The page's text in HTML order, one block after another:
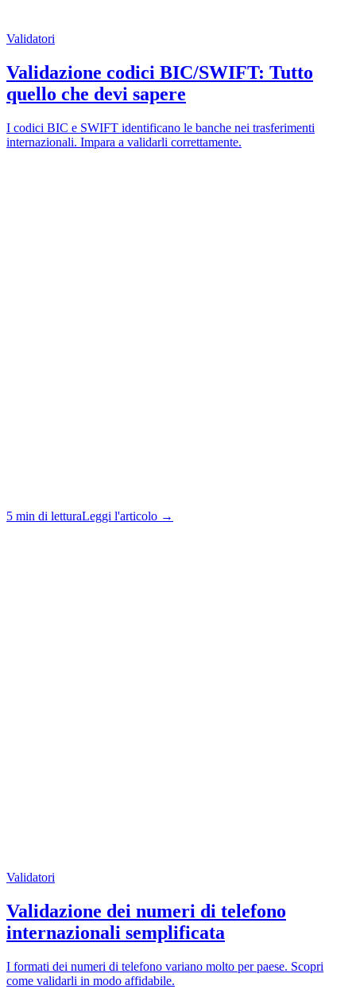
Validatori
Validazione codici BIC/SWIFT: Tutto
quello che devi sapere
I codici BIC e SWIFT identificano le banche nei trasferimenti
internazionali. Impara a validarli correttamente.
5 min di letturaLeggi l'articolo →
Validatori
Validazione dei numeri di telefono
internazionali semplificata
I formati dei numeri di telefono variano molto per paese. Scopri
come validarli in modo affidabile.